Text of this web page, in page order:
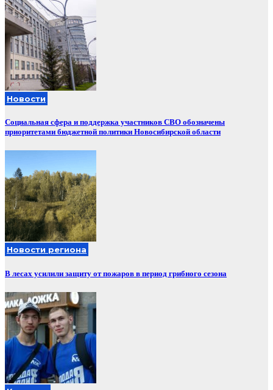
Новости
Социальная сфера и поддержка участников СВО обозначены
приоритетами бюджетной политики Новосибирской области
Новости региона
В лесах усилили защиту от пожаров в период грибного сезона